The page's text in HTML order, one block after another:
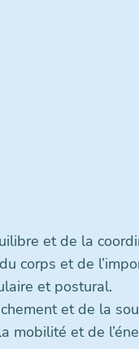
et de la
corps et de
et postural.
et de la
mobilité et de